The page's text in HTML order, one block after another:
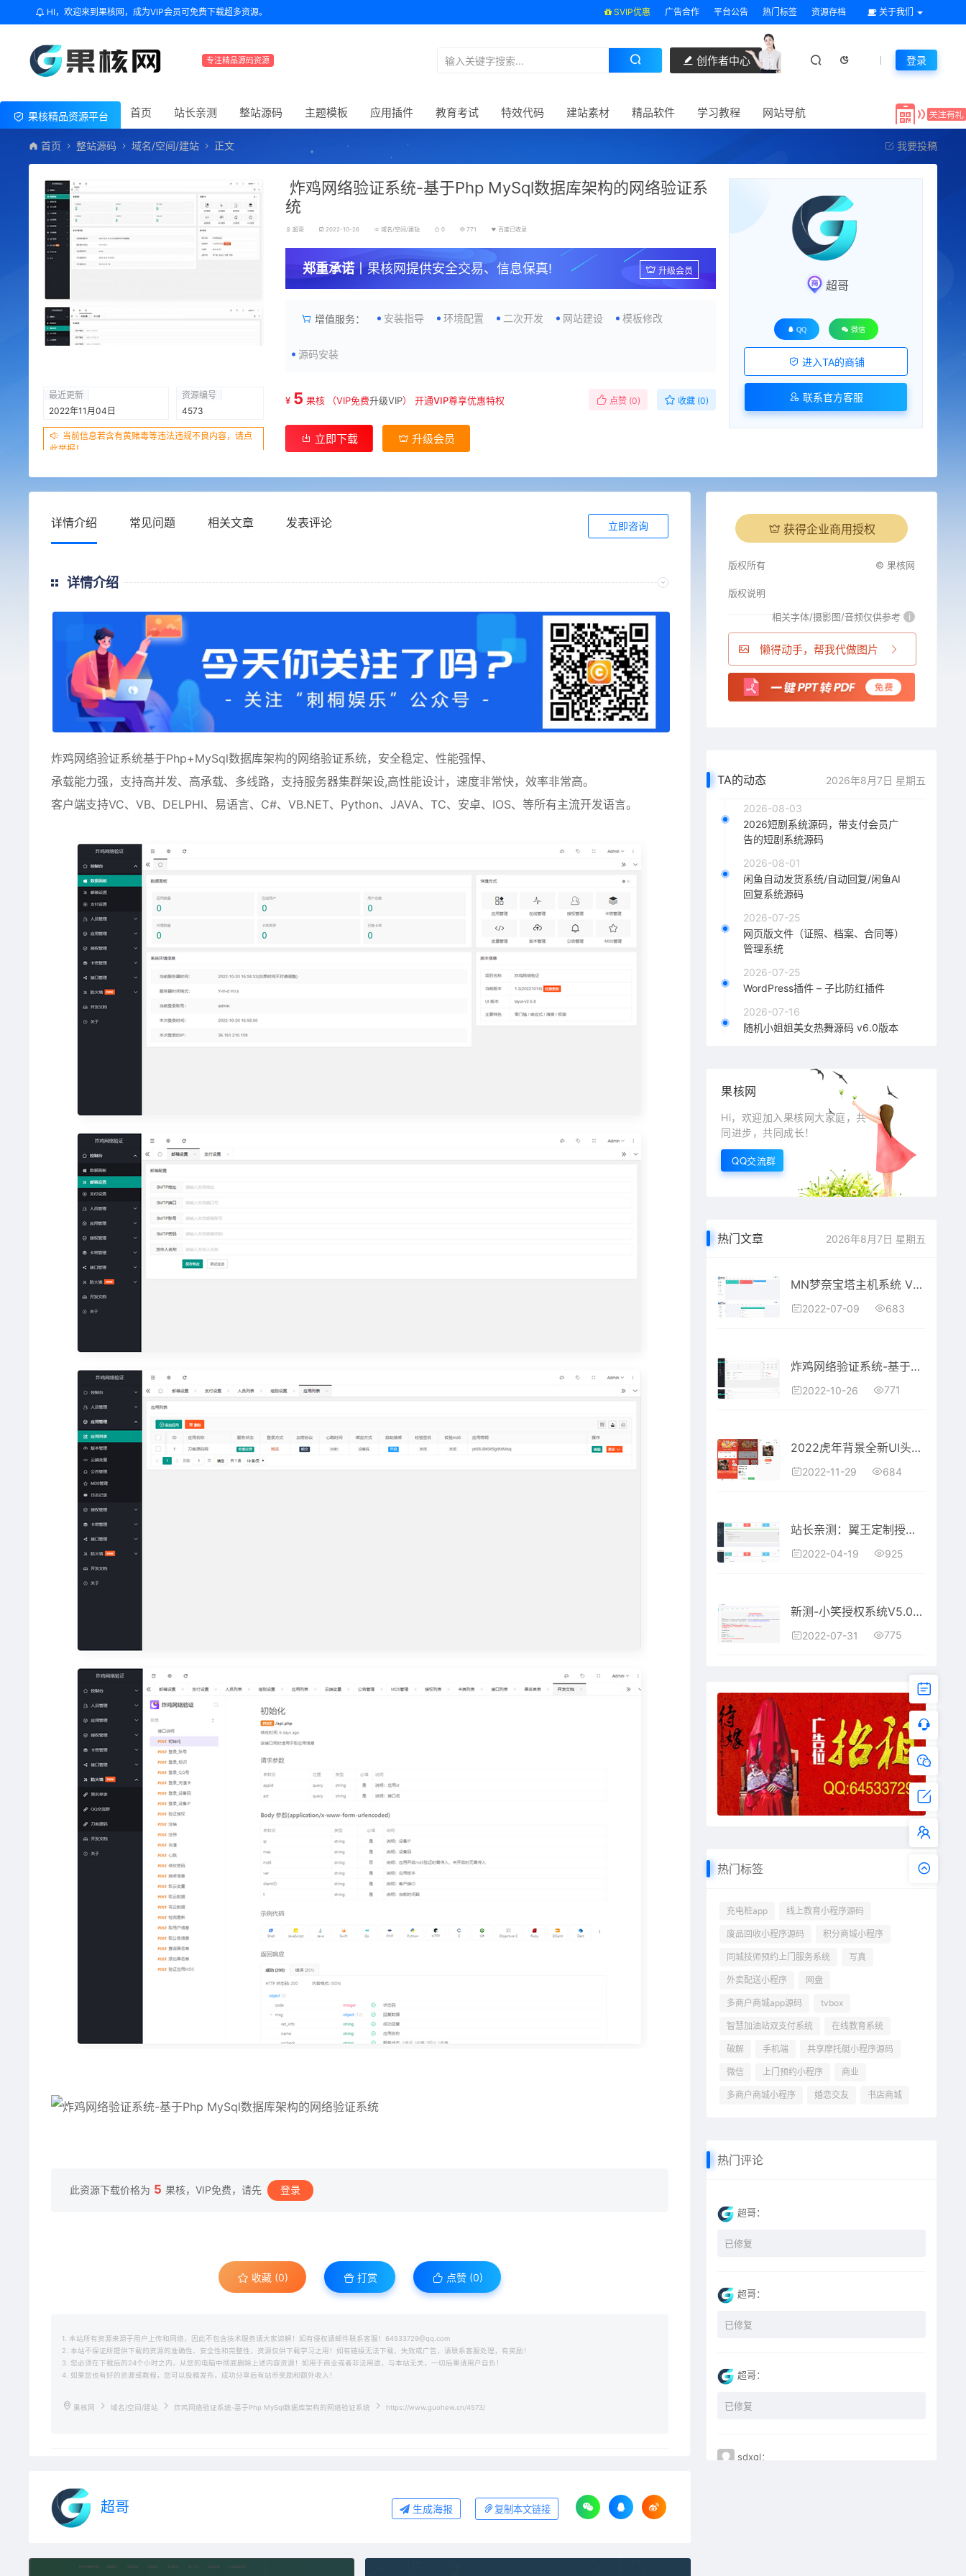
HI，欢迎来到果核网，成为VIP会员可免费下载超多资源。 SVIP优惠 广告合作 平台公告 热门标签 资源存档 关于我们
专注精品源码资源 创作者中心 登录
果核精品资源平台 首页 站长亲测 整站源码 主题模板 应用插件 教育考试 特效代码 建站素材 精品软件 学习教程 网站导航
首页 整站源码 域名/空间/建站 正文 我要投稿
最近更新
2022年11月04日
资源编号
4573
当前信息若含有黄赌毒等违法违规不良内容，请点
此举报！
炸鸡网络验证系统-基于Php MySql数据库架构的网络验证系
统
超哥 2022-10-26 域名/空间/建站 0 771 百度已收录
郑重承诺丨果核网提供安全交易、信息保真! 升级会员
增值服务： 安装指导 环境配置 二次开发 网站建设 模板修改
源码安装
¥ 5 果核 （VIP免费升级VIP）开通VIP尊享优惠特权 点赞 (0) 收藏 (0)
立即下载 升级会员
超哥
QQ 微信
进入TA的商铺
联系官方客服
详情介绍 常见问题 相关文章 发表评论 立即咨询
详情介绍
炸鸡网络验证系统基于Php+MySql数据库架构的网络验证系统，安全稳定、性能强悍、
承载能力强，支持高并发、高承载、多线路，支持服务器集群架设,高性能设计，速度非常快，效率非常高。
客户端支持VC、VB、DELPHI、易语言、C#、VB.NET、Python、JAVA、TC、安卓、IOS、等所有主流开发语言。
此资源下载价格为 5 果核，VIP免费，请先 登录
收藏 (0) 打赏 点赞 (0)
1. 本站所有资源来源于用户上传和网络，因此不包含技术服务请大家谅解！如有侵权请邮件联系客服！64533729@qq.com
2. 本站不保证所提供下载的资源的准确性、安全性和完整性，资源仅供下载学习之用！如有链接无法下载、失效或广告，请联系客服处理，有奖励！
3. 您必须在下载后的24个小时之内，从您的电脑中彻底删除上述内容资源！如用于商业或者非法用途，与本站无关，一切后果请用户自负！
4. 如果您也有好的资源或教程，您可以投稿发布，成功分享后有站币奖励和额外收入！
果核网 域名/空间/建站 炸鸡网络验证系统-基于Php MySql数据库架构的网络验证系统 https://www.guohew.cn/4573/
超哥 生成海报 复制本文链接
获得企业商用授权
版权所有 © 果核网
版权说明
相关字体/摄影图/音频仅供参考 i
懒得动手，帮我代做图片
TA的动态 2026年8月7日 星期五
2026-08-03
2026短剧系统源码，带支付会员广
告的短剧系统源码
2026-08-01
闲鱼自动发货系统/自动回复/闲鱼AI
回复系统源码
2026-07-25
网页版文件（证照、档案、合同等）
管理系统
2026-07-25
WordPress插件 – 子比防红插件
2026-07-16
随机小姐姐美女热舞源码 v6.0版本
果核网
Hi，欢迎加入果核网大家庭，共
同进步，共同成长！
QQ交流群
热门文章 2026年8月7日 星期五
MN梦奈宝塔主机系统 V1.5版本发布
2022-07-09 683
炸鸡网络验证系统-基于Php MySql数据库架构的网络验证系统
2022-10-26 771
2022虎年背景全新UI头像框制作微信小程序源码
2022-11-29 684
站长亲测：翼王定制授权系统+盗版追踪+域名IP双授权+在线加密系统
2022-04-19 925
新测-小笑授权系统V5.0开心版
2022-07-31 775
热门标签
充电桩app 线上教育小程序源码
废品回收小程序源码 积分商城小程序
同城技师预约上门服务系统 写真
外卖配送小程序 网盘
多商户商城app源码 tvbox
智慧加油站双支付系统 在线教育系统
破解 手机端 共享摩托艇小程序源码
微信 上门预约小程序 商业
多商户商城小程序 婚恋交友 书店商城
热门评论
超哥：
已修复
超哥：
已修复
超哥：
已修复
sdxql：